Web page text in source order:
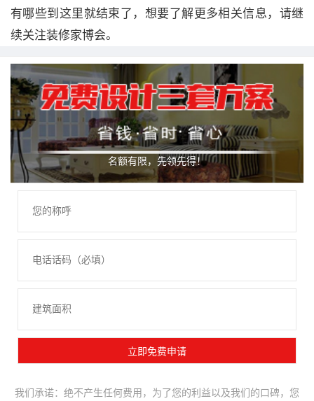
有哪些到这里就结束了，想要了解更多相关信息，请继
续关注装修家博会。
名额有限，先领先得！
我们承诺：绝不产生任何费用，为了您的利益以及我们的口碑，您